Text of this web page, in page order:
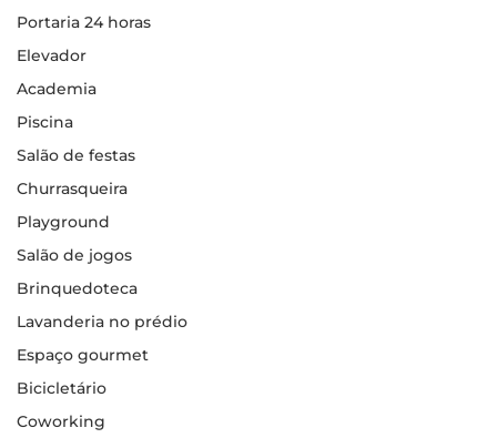
Portaria 24 horas
Elevador
Academia
Piscina
Salão de festas
Churrasqueira
Playground
Salão de jogos
Brinquedoteca
Lavanderia no prédio
Espaço gourmet
Bicicletário
Coworking